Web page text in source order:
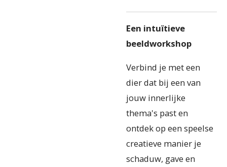
Een intuïtieve
beeldworkshop
Verbind je met een
dier dat bij een van
jouw innerlijke
thema's past en
ontdek op een speelse
creatieve manier je
schaduw, gave en